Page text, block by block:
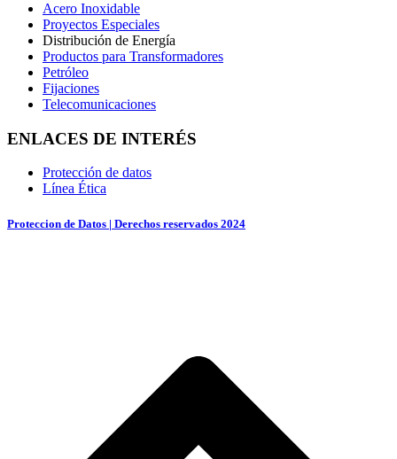
Acero Inoxidable
Proyectos Especiales
Distribución de Energía
Productos para Transformadores
Petróleo
Fijaciones
Telecomunicaciones
ENLACES DE INTERÉS
Protección de datos
Línea Ética
Proteccion de Datos | Derechos reservados 2024